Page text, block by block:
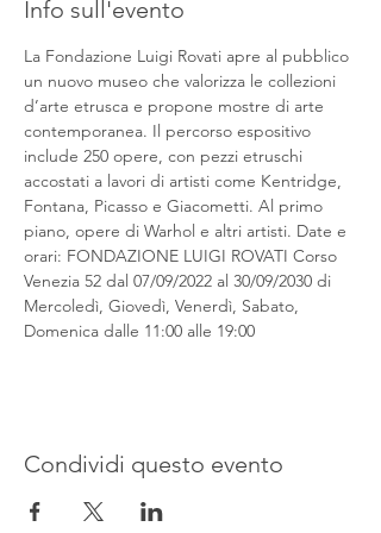
Info sull'evento
La Fondazione Luigi Rovati apre al pubblico
un nuovo museo che valorizza le collezioni
d’arte etrusca e propone mostre di arte
contemporanea. Il percorso espositivo
include 250 opere, con pezzi etruschi
accostati a lavori di artisti come Kentridge,
Fontana, Picasso e Giacometti. Al primo
piano, opere di Warhol e altri artisti. Date e
orari: FONDAZIONE LUIGI ROVATI Corso
Venezia 52 dal 07/09/2022 al 30/09/2030 di
Mercoledì, Giovedì, Venerdì, Sabato,
Domenica dalle 11:00 alle 19:00
Condividi questo evento